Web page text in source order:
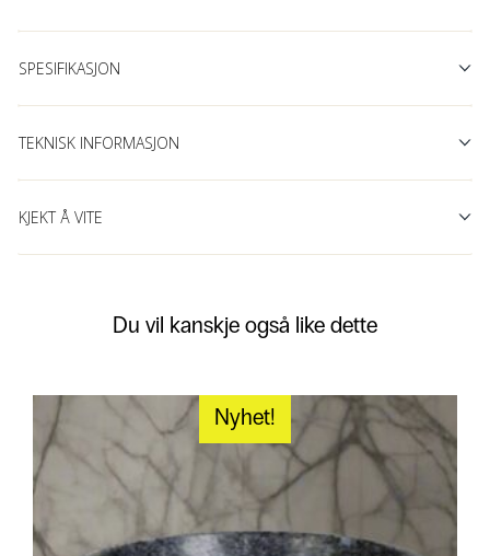
SPESIFIKASJON
TEKNISK INFORMASJON
KJEKT Å VITE
Du vil kanskje også like dette
Nyhet!